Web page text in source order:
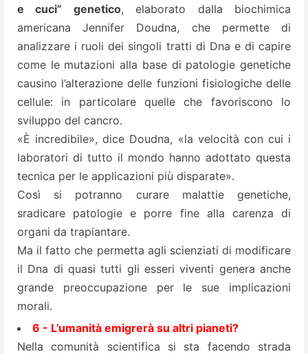
e cuci” genetico, elaborato dalla biochimica
americana Jennifer Doudna, che permette di
analizzare i ruoli dei singoli tratti di Dna e di capire
come le mutazioni alla base di patologie genetiche
causino l’alterazione delle funzioni fisiologiche delle
cellule: in particolare quelle che favoriscono lo
sviluppo del cancro.
«È incredibile», dice Doudna, «la velocità con cui i
laboratori di tutto il mondo hanno adottato questa
tecnica per le applicazioni più disparate».
Così si potranno curare malattie genetiche,
sradicare patologie e porre fine alla carenza di
organi da trapiantare.
Ma il fatto che permetta agli scienziati di modificare
il Dna di quasi tutti gli esseri viventi genera anche
grande preoccupazione per le sue implicazioni
morali.
6 - L’umanità emigrerà su altri pianeti?
Nella comunità scientifica si sta facendo strada